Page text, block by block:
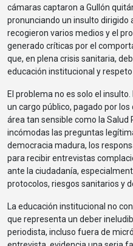
cámaras captaron a Gullón
pronunciando un insulto dirigido
recogieron varios medios y el
generado críticas por el
que, en plena crisis sanitaria,
educación institucional y
El problema no es solo el
un cargo público, pagado por
área tan sensible como la Salud
incómodas las preguntas
democracia madura, los
para recibir entrevistas
ante la ciudadanía,
protocolos, riesgos sanitarios y
La educación institucional no
que representa un deber
periodista, incluso fuera de